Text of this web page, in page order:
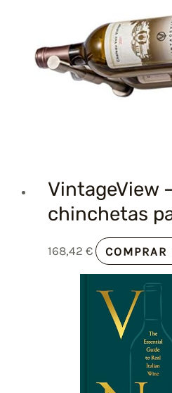
VintageView
chinchetas
168,42€